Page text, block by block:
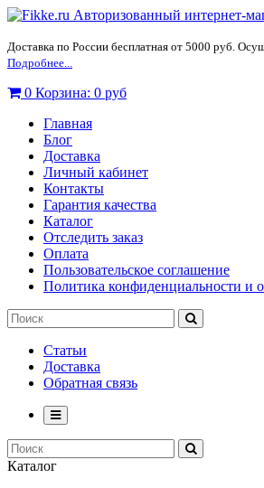
Доставка по России бесплатная от 5000 руб.
Подробнее...
0 Корзина: 0 руб
Главная
Блог
Доставка
Личный кабинет
Контакты
Гарантия качества
Каталог
Отследить заказ
Оплата
Пользовательское соглашение
Политика конфиденциальности и
Статьи
Доставка
Обратная связь
Каталог